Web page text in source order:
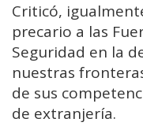
Criticó,
precario a las
Seguridad en la
nuestras
de sus
de extranjería.